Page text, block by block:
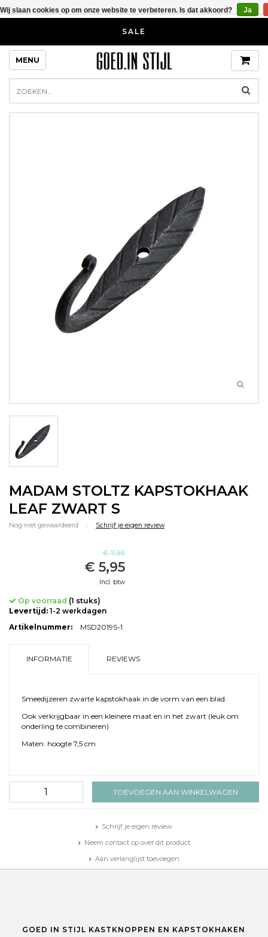
SALE
MENU
MADAM STOLTZ KAPSTOKHAAK
LEAF ZWART S
Nog niet gewaardeerd Schrijf je eigen review
€ 7,95
€ 5,95
Incl. btw
Op voorraad (1 stuks)
Levertijd: 1-2 werkdagen
Artikelnummer:
MSD2019S-1
INFORMATIE REVIEWS
Smeedijzeren zwarte kapstokhaak in de vorm van een blad.
Ook verkrijgbaar in een kleinere maat en in het zwart (leuk om
onderling te combineren)
Maten: hoogte 7,5 cm
TOEVOEGEN AAN WINKELWAGEN
Schrijf je eigen review
Neem contact op over dit product
Aan verlanglijst toevoegen
GOED IN STIJL KASTKNOPPEN EN KAPSTOKHAKEN
Wij slaan cookies op om onze website te verbeteren. Is dat akkoord? Ja